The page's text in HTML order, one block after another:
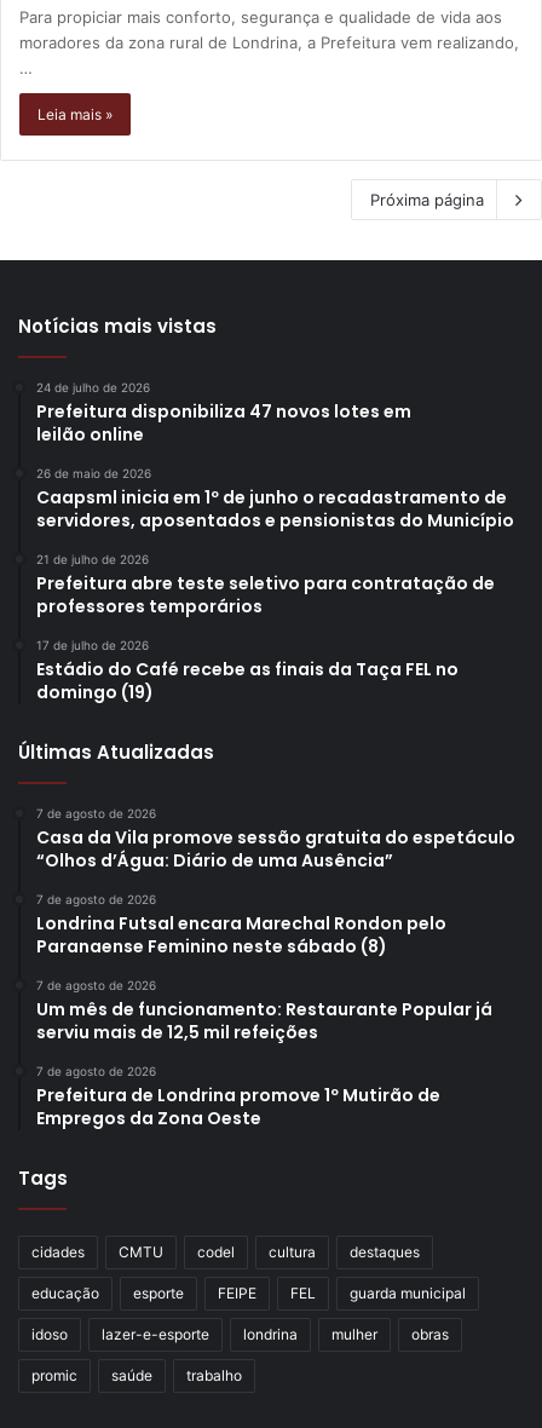
Para propiciar mais conforto, segurança e qualidade de vida aos
moradores da zona rural de Londrina, a Prefeitura vem realizando,
…
Leia mais »
Próxima página
Notícias mais vistas
24 de julho de 2026
Prefeitura disponibiliza 47 novos lotes em
leilão online
26 de maio de 2026
Caapsml inicia em 1º de junho o recadastramento de
servidores, aposentados e pensionistas do Município
21 de julho de 2026
Prefeitura abre teste seletivo para contratação de
professores temporários
17 de julho de 2026
Estádio do Café recebe as finais da Taça FEL no
domingo (19)
Últimas Atualizadas
7 de agosto de 2026
Casa da Vila promove sessão gratuita do espetáculo
“Olhos d’Água: Diário de uma Ausência”
7 de agosto de 2026
Londrina Futsal encara Marechal Rondon pelo
Paranaense Feminino neste sábado (8)
7 de agosto de 2026
Um mês de funcionamento: Restaurante Popular já
serviu mais de 12,5 mil refeições
7 de agosto de 2026
Prefeitura de Londrina promove 1º Mutirão de
Empregos da Zona Oeste
Tags
cidades CMTU codel cultura destaques
educação esporte FEIPE FEL guarda municipal
idoso lazer-e-esporte londrina mulher obras
promic saúde trabalho